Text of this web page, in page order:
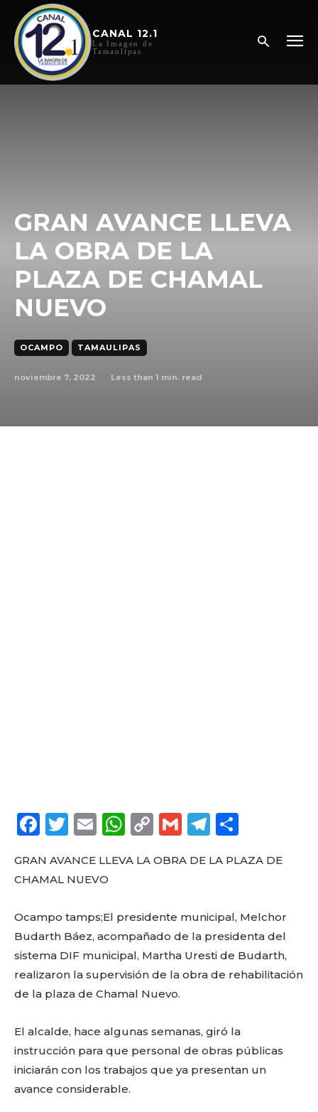
CANAL 12.1
La Imagen de
Tamaulipas
GRAN AVANCE LLEVA
LA OBRA DE LA
PLAZA DE CHAMAL
NUEVO
OCAMPO TAMAULIPAS
noviembre 7, 2022 Less than 1 min. read
F
c
e
b
o
o
k
T
it
te
r
E
ai
l
W
a
A
p
p
C
p
Li
n
k
G
ai
T
e
ra
m
m
a
rt
ir
GRAN AVANCE LLEVA LA OBRA DE LA PLAZA DE
CHAMAL NUEVO
Ocampo tamps;El presidente municipal, Melchor
Budarth Báez, acompañado de la presidenta del
sistema DIF municipal, Martha Uresti de Budarth,
realizaron la supervisión de la obra de rehabilitación
de la plaza de Chamal Nuevo.
El alcalde, hace algunas semanas, giró la
instrucción para que personal de obras públicas
iniciarán con los trabajos que ya presentan un
avance considerable.